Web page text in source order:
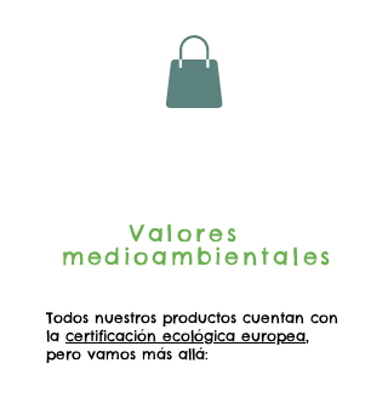
Valores
medioambientales
Todos nuestros productos cuentan con
la certificación ecológica europea,
pero vamos más allá: